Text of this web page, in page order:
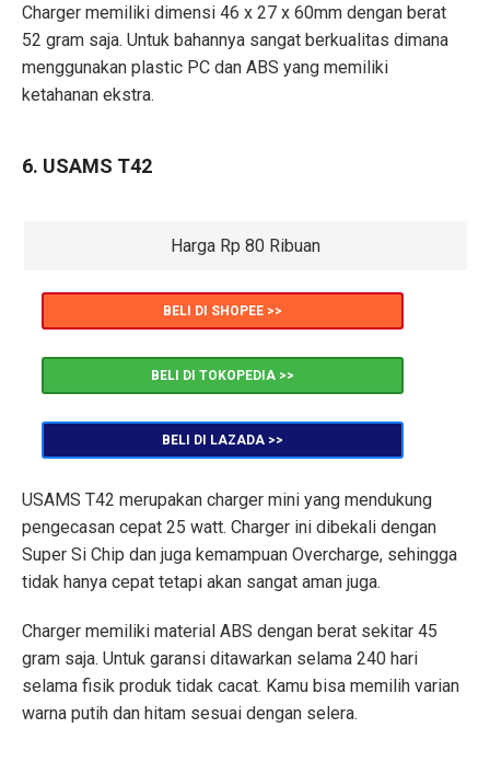
Charger memiliki dimensi 46 x 27 x 60mm dengan berat
52 gram saja. Untuk bahannya sangat berkualitas dimana
menggunakan plastic PC dan ABS yang memiliki
ketahanan ekstra.
6. USAMS T42
Harga Rp 80 Ribuan
BELI DI SHOPEE >>
BELI DI TOKOPEDIA >>
BELI DI LAZADA >>
USAMS T42 merupakan charger mini yang mendukung
pengecasan cepat 25 watt. Charger ini dibekali dengan
Super Si Chip dan juga kemampuan Overcharge, sehingga
tidak hanya cepat tetapi akan sangat aman juga.
Charger memiliki material ABS dengan berat sekitar 45
gram saja. Untuk garansi ditawarkan selama 240 hari
selama fisik produk tidak cacat. Kamu bisa memilih varian
warna putih dan hitam sesuai dengan selera.